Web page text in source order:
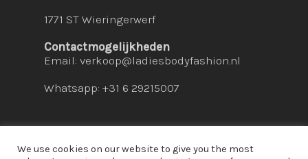
1771 ST Wieringerwerf
Contactmogelijkheden
Email: verkoop@ladiesbodyfashion.nl
Whatsapp: +31 6 29215007
We use cookies on our website to give you the most